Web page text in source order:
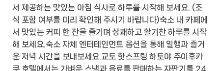
서 제공하는 맛있는 아침 식사로 하루를 시작해 보세요. (조
식 포함 여부를 미리 확인해 주시기 바랍니다)숙소 내 카페에
서 맛있는 커피 한 잔을 즐기며 상쾌하고 활기찬 하루를 시작
해 보세요.숙소 자체 엔터테인먼트 옵션을 통해 일행과 즐거
운 저녁 시간을 보내보세요.교토 핫스프링 하토야 주이후카
쿠 호텔에서는 가벼운 스낵과 음료를 판매하는 자판기를 24